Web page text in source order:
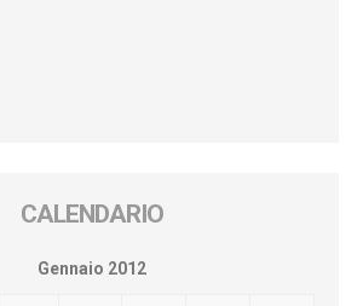
CALENDARIO
Gennaio 2012